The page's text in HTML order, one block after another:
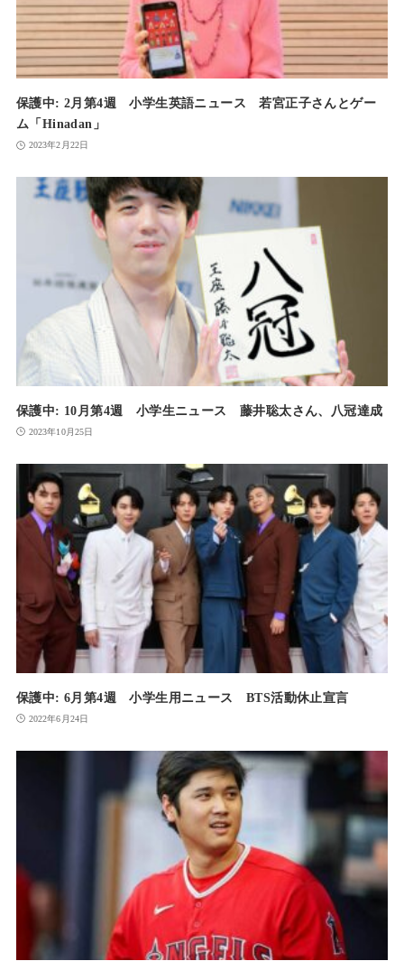
保護中: 2月第4週 小学生英語ニュース 若宮正子さんとゲー
ム「Hinadan」
2023年2月22日
保護中: 10月第4週 小学生ニュース 藤井聡太さん、八冠達成
2023年10月25日
保護中: 6月第4週 小学生用ニュース BTS活動休止宣言
2022年6月24日